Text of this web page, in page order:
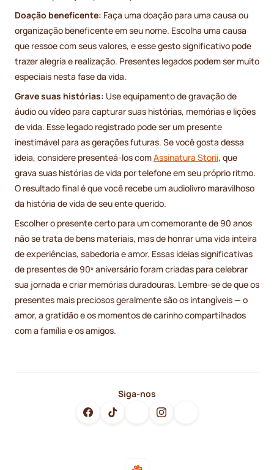
Doação beneficente: Faça uma doação para uma causa ou
organização beneficente em seu nome. Escolha uma causa
que ressoe com seus valores, e esse gesto significativo pode
trazer alegria e realização. Presentes legados podem ser muito
especiais nesta fase da vida.
Grave suas histórias: Use equipamento de gravação de
áudio ou vídeo para capturar suas histórias, memórias e lições
de vida. Esse legado registrado pode ser um presente
inestimável para as gerações futuras. Se você gosta dessa
ideia, considere presenteá-los comAssinatura Storii, que
grava suas histórias de vida por telefone em seu próprio ritmo.
O resultado final é que você recebe um audiolivro maravilhoso
da história de vida de seu ente querido.
Escolher o presente certo para um comemorante de 90 anos
não se trata de bens materiais, mas de honrar uma vida inteira
de experiências, sabedoria e amor. Essas ideias significativas
de presentes de 90º aniversário foram criadas para celebrar
sua jornada e criar memórias duradouras. Lembre-se de que os
presentes mais preciosos geralmente são os intangíveis — o
amor, a gratidão e os momentos de carinho compartilhados
com a família e os amigos.
Siga-nos